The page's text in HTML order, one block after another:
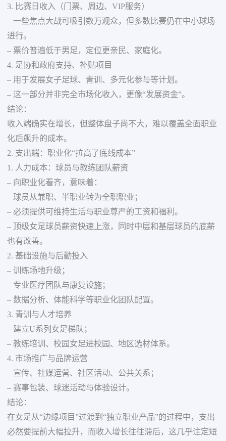
3. 比赛日收入（门票、周边、VIP服务）
– 一些焦点大战可吸引数万观众，但多数比赛仍在中小球场
进行。
– 票价普遍低于男足，定位更亲民、家庭化。
4. 足协和政府支持、补贴项目
– 用于发展女子足球、青训、多元化参与等计划。
– 这一部分并非完全市场化收入，更像“发展资金”。
结论：
收入端确实在增长，但整体盘子尚不大，难以覆盖全面职业
化后飙升的成本。
2. 支出端：职业化“拉高了底线成本”
1. 人力成本：球员与教练团队薪资
– 向职业化看齐，意味着：
– 球员从兼职、半职业转为全职职业；
– 必须提供可维持生活与职业尊严的工资和福利。
– 顶级女足球员薪资快速上涨，同时中层和基层球员的底薪
也有改善。
2. 基础设施与后勤投入
– 训练场地升级；
– 专业医疗团队与康复设施；
– 数据分析、体能科学等职业化团队配置。
3. 青训与人才培养
– 建立U系列女足梯队；
– 教练培训、校园女足进校园、地区选材体系。
4. 市场推广与品牌运营
– 宣传、社媒运营、社区活动、公共关系；
– 赛事包装、球迷活动与体验设计。
结论：
在女足从“边缘项目”过渡到“独立职业产品”的过程中，支出
必然要提前大幅拉升，而收入增长往往滞后，这几乎注定短